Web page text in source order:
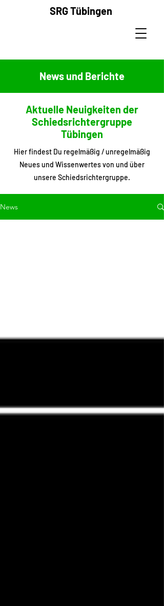
SRGTübingen
News und Berichte
Aktuelle Neuigkeiten der
Schiedsrichtergruppe
Tübingen
Hier findest Du regelmäßig / unregelmäßig
Neues und Wissenwertes von und über
unsere Schiedsrichtergruppe.
News